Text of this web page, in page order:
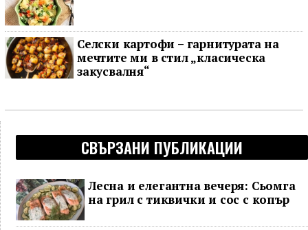
Селски картофи – гарнитурата на
мечтите ми в стил „класическа
закусвалня“
СВЪРЗАНИ ПУБЛИКАЦИИ
Лесна и елегантна вечеря: Сьомга
на грил с тиквички и сос с копър